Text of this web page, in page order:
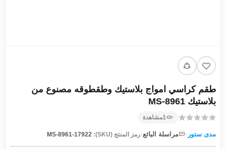
طقم كراسي امواج بلاستيك وطقطوقه مصنوع من
بلاستيك MS-8961
1مشاهدة
مدى ستور · مراسلة البائع·رمز المنتج (SKU): MS-8961-17922